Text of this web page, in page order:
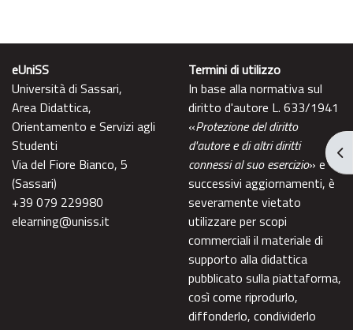
eUniSS
Università di Sassari,
Area Didattica,
Orientamento e Servizi agli
Studenti
Via del Fiore Bianco, 5
(Sassari)
+39 079 229980
elearning@uniss.it
Termini di utilizzo
In base alla normativa sul
diritto d'autore L. 633/1941
«Protezione del diritto
d'autore e di altri diritti
connessi al suo esercizio» e
successivi aggiornamenti, è
severamente vietato
utilizzare per scopi
commerciali il materiale di
supporto alla didattica
pubblicato sulla piattaforma,
così come riprodurlo,
diffonderlo, condividerlo